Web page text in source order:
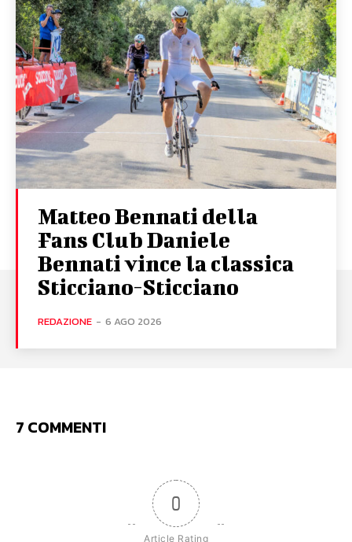
Matteo Bennati della
Fans Club Daniele
Bennati vince la classica
Sticciano-Sticciano
REDAZIONE - 6 AGO 2026
7 COMMENTI
0
Article Rating